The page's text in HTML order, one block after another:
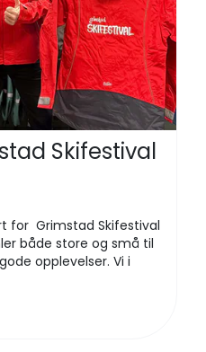
Skifestival
for Grimstad Skifestival
både store og små til
opplevelser. Vi i